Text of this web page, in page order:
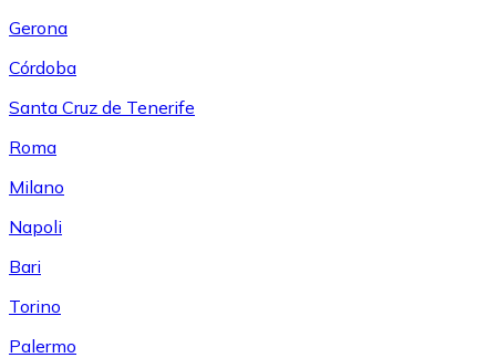
Gerona
Córdoba
Santa Cruz de Tenerife
Roma
Milano
Napoli
Bari
Torino
Palermo